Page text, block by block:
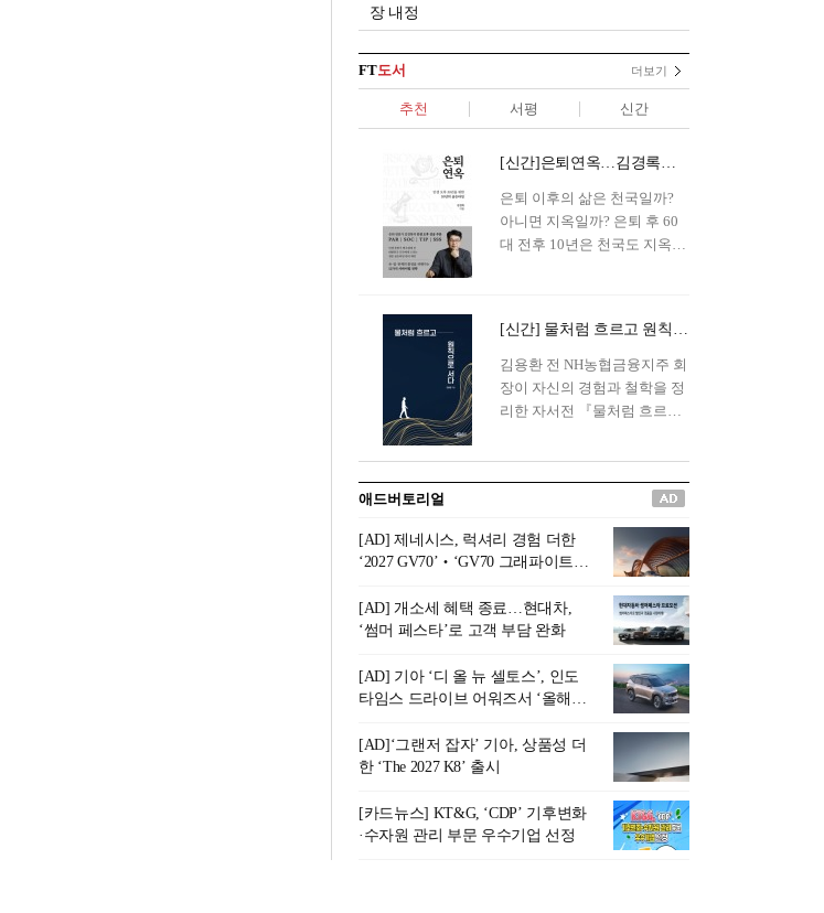
장 내정
FT도서 더보기
추천 서평 신간
[신간]은퇴연옥…김경록의 은퇴 후 삶의 나침반
은퇴 이후의 삶은 천국일까?
아니면 지옥일까? 은퇴 후 60
대 전후 10년은 천국도 지옥도
은퇴 설계를 가이드해 온 김경
록 옵투스자산운용의 고문이
신간 『은퇴연옥』을 내놓았
다.단테는 지옥을 '모든 희망을
록 고문은 새로운 시각을 제시
0년의 과도기는 지옥이 아니라
정화와 성장의 공간인 ‘은퇴연
옥(Purgatory)’이라는 것이다.
연옥은 고통스럽지만 끝이 있
으며, 준비를 통해 천국으로 나
아갈 수 있는 희망의 장소라고
말한
[신간] 물처럼 흐르고 원칙으로 서다…김용환의 통찰을 담다
김용환 전 NH농협금융지주 회
장이 자신의 경험과 철학을 정
리한 자서전 『물처럼 흐르고
통 관료 출신으로 한국 금융의
주요 변곡점마다 중요한 역할
을 하고 금융 경영인으로서 큰
족적을 남긴 김 전 회장이 후배
세대에게 전하는 삶의 조언을
담은 인생 노트다.『물처럼 흐
르고 원칙으로 서다』는 단순
한 자서전을 넘어, 실패를 두려
워하지 않는 용기와 자신에 대
한 믿음이 어떻게 삶을 풍요롭
게 만드는지를 보여주는 지혜
의 보고로 평가된다.김용환 전
회장은 “인생의 목표가 크더라
도 조급해하지 말고 작은 것부
터 하나 하나 성취해 나가
라”고 조언한다. 뼈아픈 실패
조차 성공의 뼈대가 된다는 긍
애드버토리얼
[AD] 제네시스, 럭셔리 경험 더한
‘2027 GV70’‧‘GV70 그래파이트’
[AD] 개소세 혜택 종료…현대차,
‘썸머 페스타’로 고객 부담 완화
[AD] 기아 ‘디 올 뉴 셀토스’, 인도
타임스 드라이브 어워즈서 ‘올해의
[AD]‘그랜저 잡자’ 기아, 상품성 더
한 ‘The 2027 K8’ 출시
[카드뉴스] KT&G, ‘CDP’ 기후변화
·수자원 관리 부문 우수기업 선정